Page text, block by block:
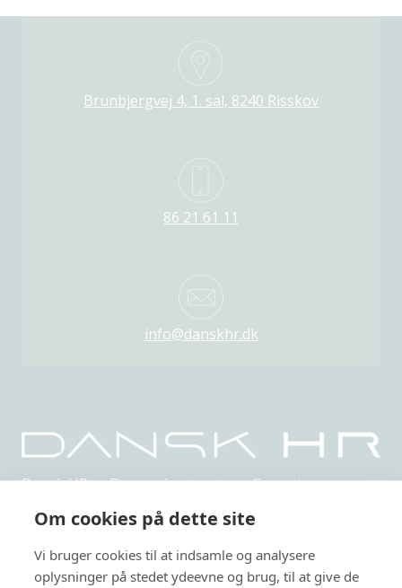
Brunbjergvej 4, 1. sal, 8240 Risskov
86 21 61 11
info@danskhr.dk
Dansk HR er Danmarks største uafhængige,
Arrangementer
Om cookies på dette site
Vi bruger cookies til at indsamle og analysere
oplysninger på stedet ydeevne og brug, til at give de